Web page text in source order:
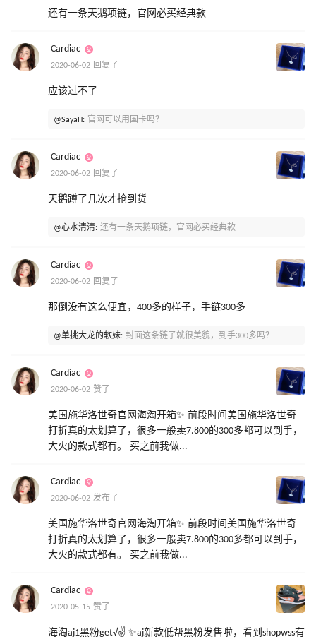
还有一条天鹅项链，官网必买经典款
Cardiac
2020-06-02 回复了
应该过不了
@SayaH: 官网可以用国卡吗？
Cardiac
2020-06-02 回复了
天鹅蹲了几次才抢到货
@心水清清: 还有一条天鹅项链，官网必买经典款
Cardiac
2020-06-02 回复了
那倒没有这么便宜，400多的样子，手链300多
@单挑大龙的软妹: 封面这条链子就很美貌，到手300多吗？
Cardiac
2020-06-02 赞了
美国施华洛世奇官网海淘开箱✨ 前段时间美国施华洛世奇
打折真的太划算了，很多一般卖7.800的300多都可以到手，
大火的款式都有。 买之前我做...
Cardiac
2020-06-02 发布了
美国施华洛世奇官网海淘开箱✨ 前段时间美国施华洛世奇
打折真的太划算了，很多一般卖7.800的300多都可以到手，
大火的款式都有。 买之前我做...
Cardiac
2020-05-15 赞了
海淘aj1黑粉get√✌ ✨aj新款低帮黑粉发售啦，看到shopwss有